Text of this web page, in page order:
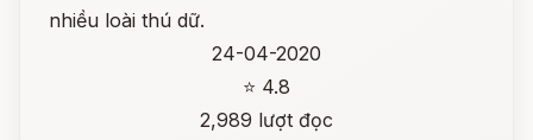
nhiều loài thú dữ.
24-04-2020
⭐ 4.8
2,989 lượt đọc